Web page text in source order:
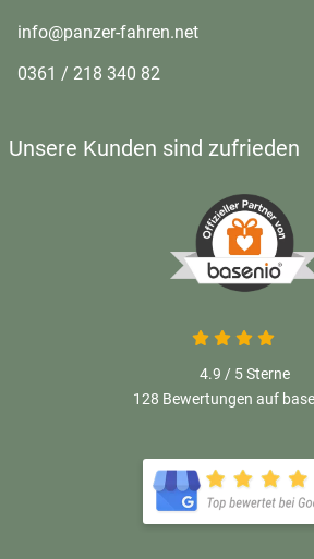
info@panzer-fahren.net
0361 / 218 340 82
Unsere Kunden sind zufrieden
4.9 / 5Sterne
128 Bewertungen auf